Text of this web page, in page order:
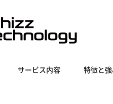
サービス内容 特徴と